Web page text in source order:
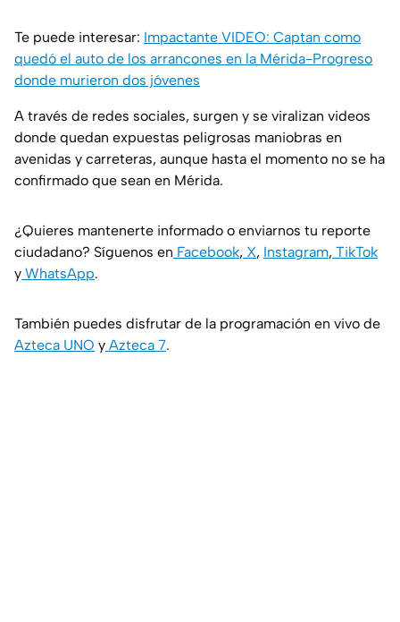
Te puede interesar: Impactante VIDEO: Captan como
quedó el auto de los arrancones en la Mérida-Progreso
donde murieron dos jóvenes
A través de redes sociales, surgen y se viralizan videos
donde quedan expuestas peligrosas maniobras en
avenidas y carreteras, aunque hasta el momento no se ha
confirmado que sean en Mérida.
¿Quieres mantenerte informado o enviarnos tu reporte
ciudadano? Síguenos en Facebook, X, Instagram, TikTok
y WhatsApp.
También puedes disfrutar de la programación en vivo de
Azteca UNO y Azteca 7.